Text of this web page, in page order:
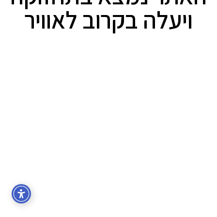
ויעלה בקרוב לאוויר